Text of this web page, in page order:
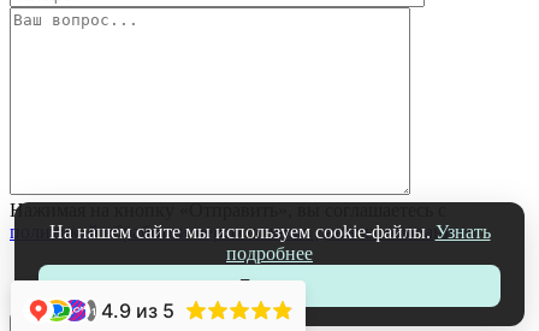
На нашем сайте мы используем cookie-файлы. Узнать
подробнее
Принять
Нажимая на кнопку «Отправить», вы соглашаетесь с
политикой обработки персональных данных компании
+1 4.9из 5